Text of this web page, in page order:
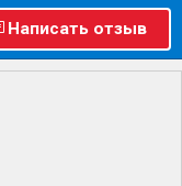
Написать отзыв